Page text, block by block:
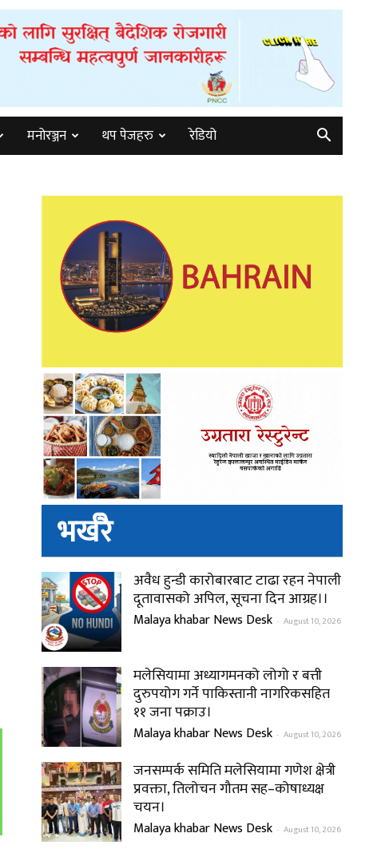
मनोरञ्जन थप पेजहरु रेडियो
भर्खरै
अवैध हुन्डी कारोबारबाट टाढा रहन नेपाली
दूतावासको अपिल, सूचना दिन आग्रह।।
Malaya khabar News Desk - August 10, 2026
मलेसियामा अध्यागमनको लोगो र बत्ती
दुरुपयोग गर्ने पाकिस्तानी नागरिकसहित
११ जना पक्राउ।
Malaya khabar News Desk - August 10, 2026
जनसम्पर्क समिति मलेसियामा गणेश क्षेत्री
प्रवक्ता, तिलोचन गौतम सह–कोषाध्यक्ष
चयन।
Malaya khabar News Desk - August 10, 2026